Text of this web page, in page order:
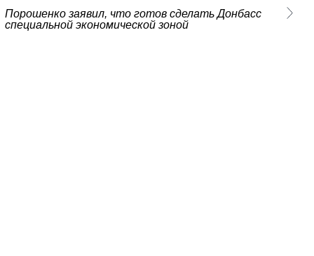
Порошенко заявил, что готов сделать Донбасс
специальной экономической зоной